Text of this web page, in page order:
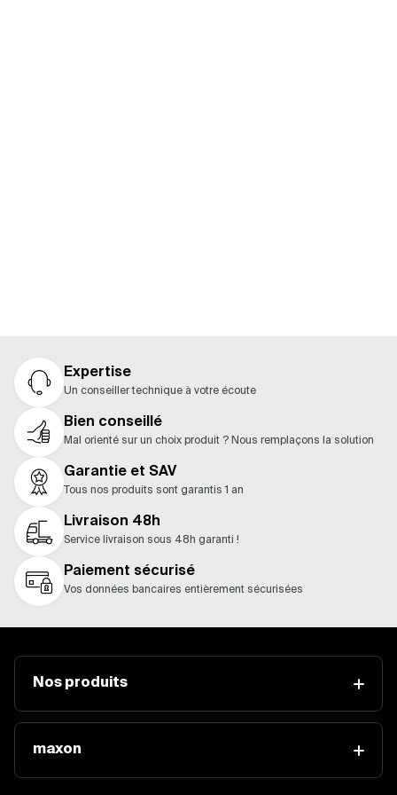
Expertise
Un conseiller technique à votre écoute
Bien conseillé
Mal orienté sur un choix produit ? Nous remplaçons la solution
Garantie et SAV
Tous nos produits sont garantis 1 an
Livraison 48h
Service livraison sous 48h garanti !
Paiement sécurisé
Vos données bancaires entièrement sécurisées
Nos produits
maxon